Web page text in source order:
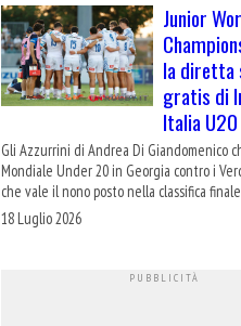
Junior
la diretta
gratis di
Italia U20
Gli Azzurrini di Andrea Di Giandomenico
Mondiale Under 20 in Georgia contro i
che vale il nono posto nella classifica finale
18 Luglio 2026